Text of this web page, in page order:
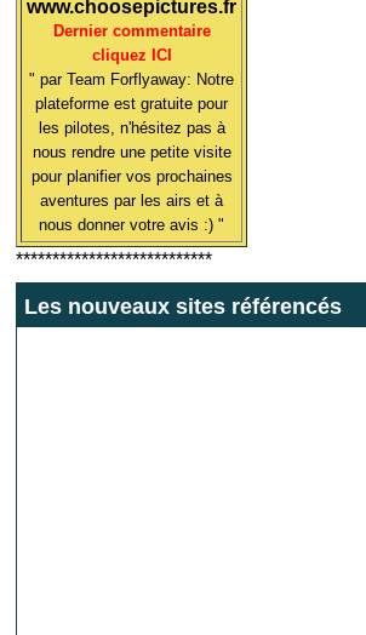
www.choosepictures.fr
Dernier commentaire
cliquez ICI
" par Team Forflyaway: Notre
plateforme est gratuite pour
les pilotes, n'hésitez pas à
nous rendre une petite visite
pour planifier vos prochaines
aventures par les airs et à
nous donner votre avis :) "
***************************
Les nouveaux sites référencés